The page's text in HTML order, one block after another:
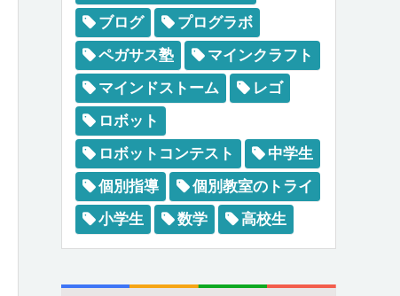
ブログ
プログラボ
ペガサス塾
マインクラフト
マインドストーム
レゴ
ロボット
ロボットコンテスト
中学生
個別指導
個別教室のトライ
小学生
数学 高校生